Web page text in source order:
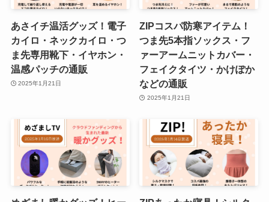
あさイチ温活グッズ！電子
カイロ・ネックカイロ・つ
ま先専用靴下・イヤホン・
温感パッチの通販
2025年1月21日
ZIPコスパ防寒アイテム！
つま先5本指ソックス・フ
ァーアームニットカバー・
フェイクタイツ・かけぽか
などの通販
2025年1月21日